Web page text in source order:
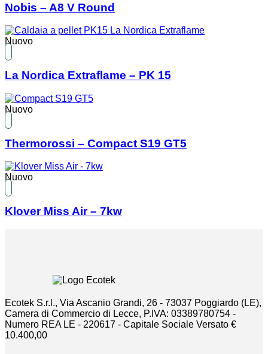
Nobis – A8 V Round
Nuovo
La Nordica Extraflame – PK 15
Nuovo
Thermorossi – Compact S19 GT5
Nuovo
Klover Miss Air – 7kw
Ecotek S.r.l., Via Ascanio Grandi, 26 - 73037 Poggiardo (LE),
Camera di Commercio di Lecce, P.IVA: 03389780754 -
Numero REA LE - 220617 - Capitale Sociale Versato €
10.400,00